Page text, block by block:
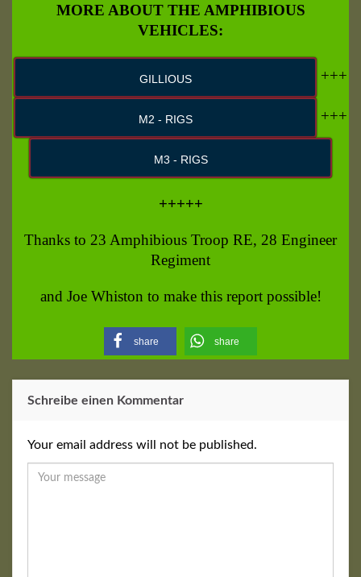
MORE ABOUT THE AMPHIBIOUS
VEHICLES:
GILLIOUS +++
M2 - RIGS +++
M3 - RIGS
+++++
Thanks to 23 Amphibious Troop RE, 28 Engineer
Regiment
and Joe Whiston to make this report possible!
share share
Schreibe einen Kommentar
Your email address will not be published.